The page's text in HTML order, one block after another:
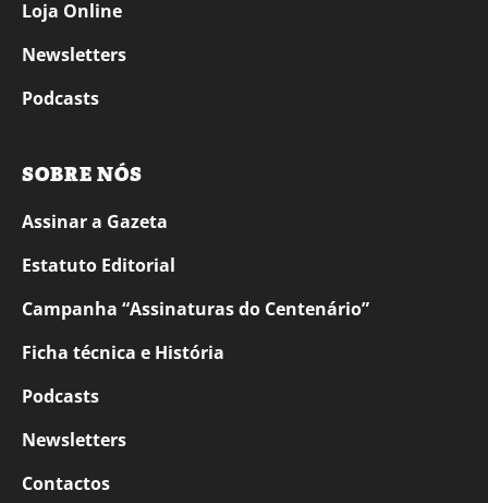
Loja Online
Newsletters
Podcasts
SOBRE NÓS
Assinar a Gazeta
Estatuto Editorial
Campanha “Assinaturas do Centenário”
Ficha técnica e História
Podcasts
Newsletters
Contactos